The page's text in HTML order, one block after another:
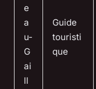
e
a
u-
G
ai
ll
Guide
touristi
que